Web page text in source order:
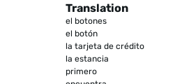
Translation
el botones
el botón
la tarjeta de crédito
la estancia
primero